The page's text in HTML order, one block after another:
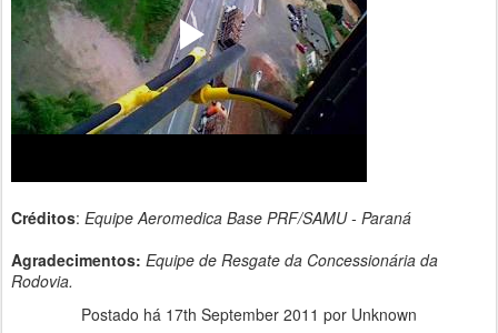
Créditos: Equipe Aeromedica Base PRF/SAMU - Paraná
Agradecimentos: Equipe de Resgate da Concessionária da
Rodovia.
Postado há 17th September 2011 por Unknown